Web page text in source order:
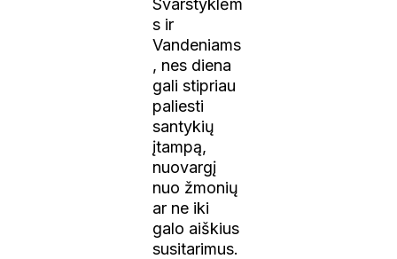
Svarstyklėm
s ir
Vandeniams
, nes diena
gali stipriau
paliesti
santykių
įtampą,
nuovargį
nuo žmonių
ar ne iki
galo aiškius
susitarimus.